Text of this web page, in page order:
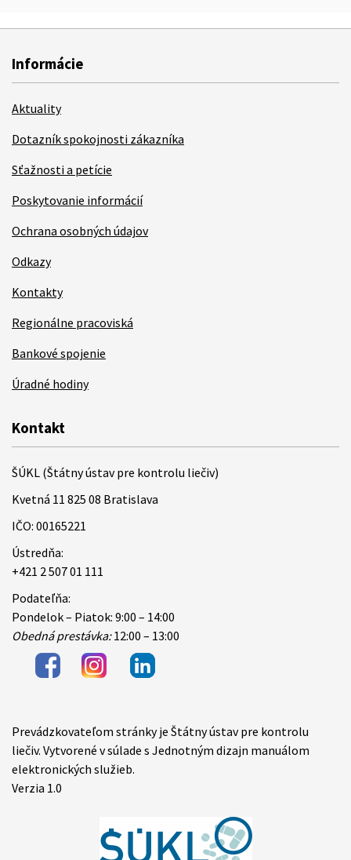
Informácie
Aktuality
Dotazník spokojnosti zákazníka
Sťažnosti a petície
Poskytovanie informácií
Ochrana osobných údajov
Odkazy
Kontakty
Regionálne pracoviská
Bankové spojenie
Úradné hodiny
Kontakt
ŠÚKL (Štátny ústav pre kontrolu liečiv)
Kvetná 11 825 08 Bratislava
IČO: 00165221
Ústredňa:
+421 2 507 01 111
Podateľňa:
Pondelok – Piatok: 9:00 – 14:00
Obedná prestávka:12:00 – 13:00
Items
Prevádzkovateľom stránky je Štátny ústav pre kontrolu
liečiv. Vytvorené v súlade s Jednotným dizajn manuálom
elektronických služieb.
Verzia 1.0